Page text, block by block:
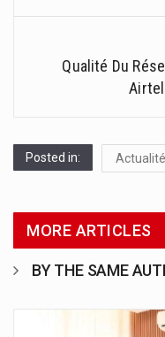
Qualité Du
Posted in: Actualité
MORE ARTICLES
BY THE SAME